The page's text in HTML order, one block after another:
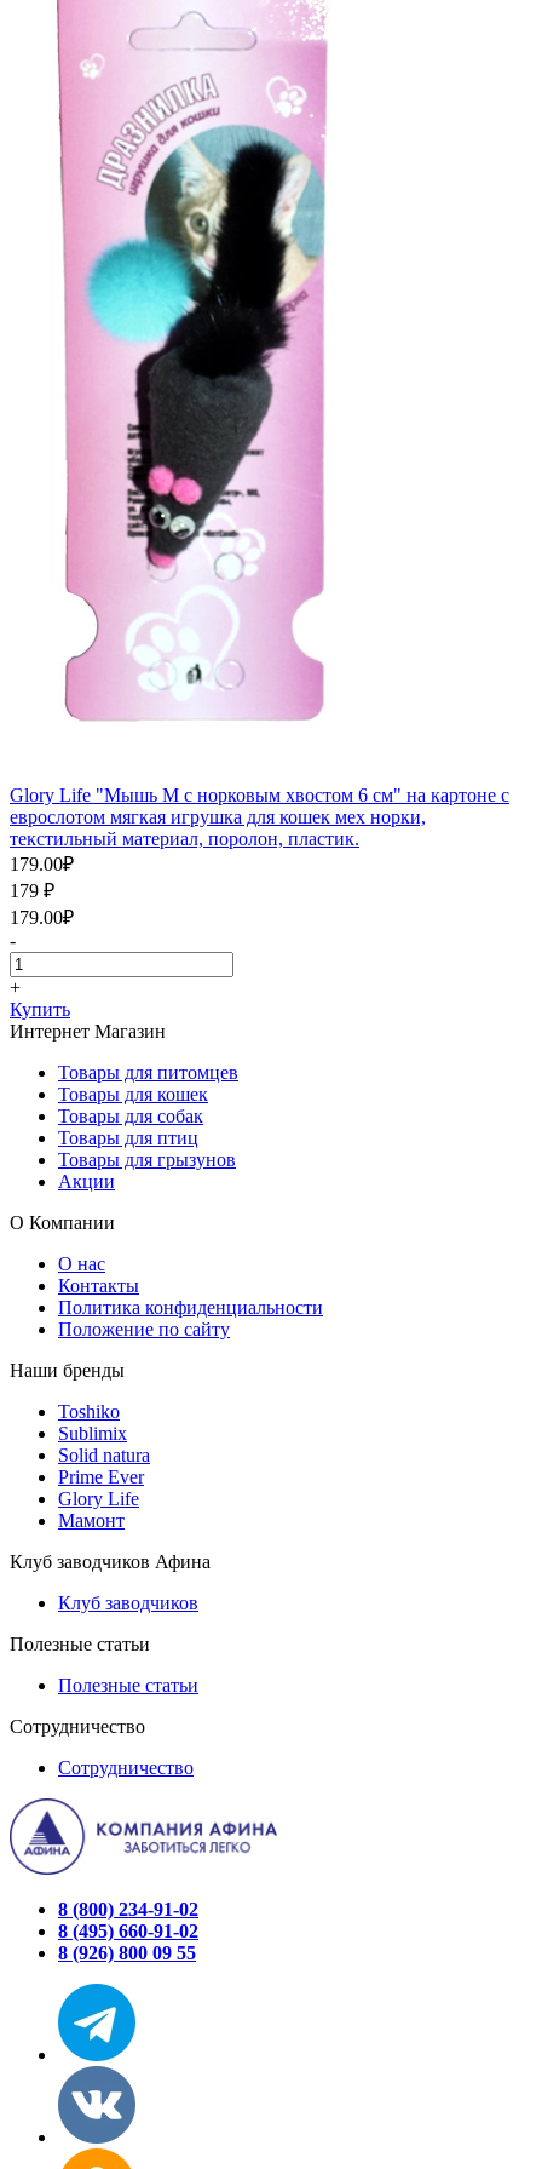
Glory Life "Мышь М с норковым хвостом 6 см" на картоне с
еврослотом мягкая игрушка для кошек мех норки,
текстильный материал, поролон, пластик.
179.00₽
179 ₽
179.00₽
-
+
Купить
Интернет Магазин
Товары для питомцев
Товары для кошек
Товары для собак
Товары для птиц
Товары для грызунов
Акции
О Компании
О нас
Контакты
Политика конфиденциальности
Положение по сайту
Наши бренды
Toshiko
Sublimix
Solid natura
Prime Ever
Glory Life
Мамонт
Клуб заводчиков Афина
Клуб заводчиков
Полезные статьи
Полезные статьи
Сотрудничество
Сотрудничество
8 (800) 234-91-02
8 (495) 660-91-02
8 (926) 800 09 55